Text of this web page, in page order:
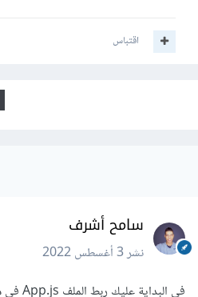
اقتباس
سامح أشرف
نشر3 أغسطس 2022